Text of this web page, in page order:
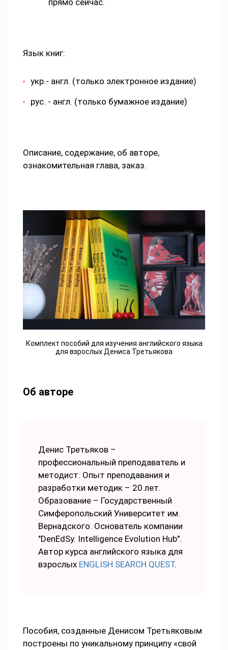
прямо сейчас.
Язык книг:
укр.- англ. (только электронное издание)
рус. - англ. (только бумажное издание)
Описание, содержание, об авторе,
ознакомительная глава, заказ.
Комплект пособий для изучения английского языка
для взрослых Дениса Третьякова
Об авторе
Денис Третьяков –
профессиональный преподаватель и
методист. Опыт преподавания и
разработки методик – 20 лет.
Образование – Государственный
Симферопольский Университет им.
Вернадского. Основатель компании
"DenEdSy. Intelligence Evolution Hub".
Автор курса английского языка для
взрослых ENGLISH SEARCH QUEST.
Пособия, созданные Денисом Третьяковым
построены по уникальному принципу «свой